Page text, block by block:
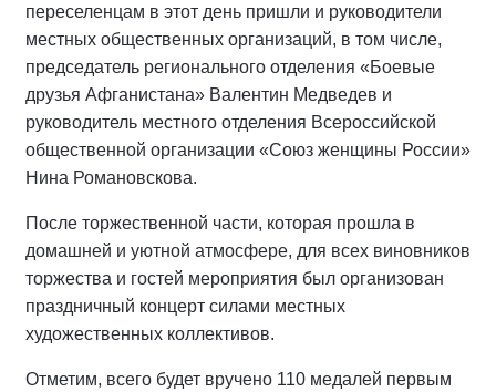
переселенцам в этот день пришли и руководители
местных общественных организаций, в том числе,
председатель регионального отделения «Боевые
друзья Афганистана» Валентин Медведев и
руководитель местного отделения Всероссийской
общественной организации «Союз женщины России»
Нина Романовскова.
После торжественной части, которая прошла в
домашней и уютной атмосфере, для всех виновников
торжества и гостей мероприятия был организован
праздничный концерт силами местных
художественных коллективов.
Отметим, всего будет вручено 110 медалей первым